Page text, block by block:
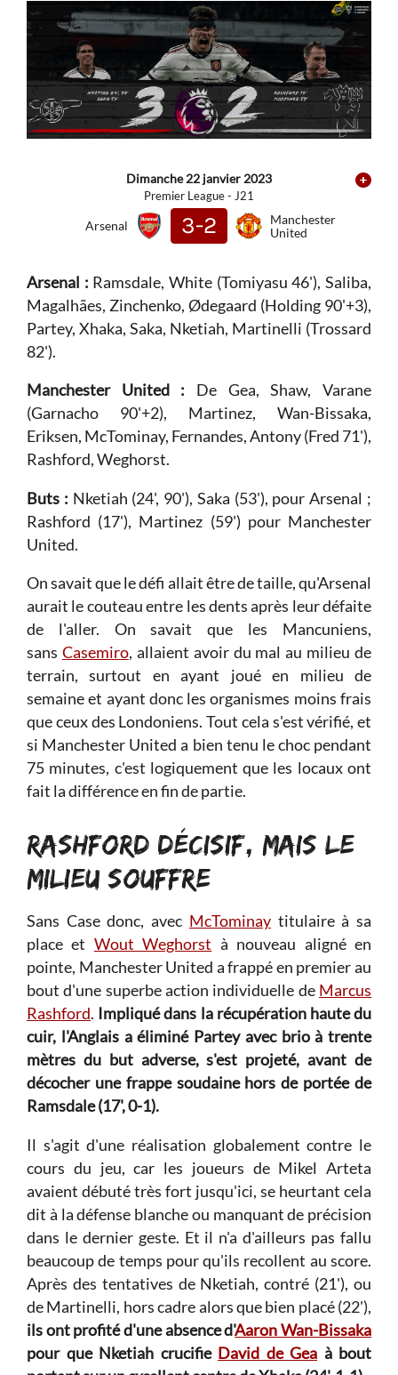
Dimanche 22 janvier 2023
Premier League - J21
Arsenal 3-2
Manchester
United
Arsenal : Ramsdale, White (Tomiyasu 46'), Saliba,
Magalhães, Zinchenko, Ødegaard (Holding 90'+3),
Partey, Xhaka, Saka, Nketiah, Martinelli (Trossard
82').
Manchester United : De Gea, Shaw, Varane
(Garnacho 90'+2), Martinez, Wan-Bissaka,
Eriksen, McTominay, Fernandes, Antony (Fred 71'),
Rashford, Weghorst.
Buts : Nketiah (24', 90'), Saka (53'), pour Arsenal ;
Rashford (17'), Martinez (59') pour Manchester
United.
On savait que le défi allait être de taille, qu'Arsenal
aurait le couteau entre les dents après leur défaite
de l'aller. On savait que les Mancuniens,
sans Casemiro, allaient avoir du mal au milieu de
terrain, surtout en ayant joué en milieu de
semaine et ayant donc les organismes moins frais
que ceux des Londoniens. Tout cela s'est vérifié, et
si Manchester United a bien tenu le choc pendant
75 minutes, c'est logiquement que les locaux ont
fait la différence en fin de partie.
RASHFORD DÉCISIF, MAIS LE
MILIEU SOUFFRE
Sans Case donc, avec McTominaytitulaire à sa
place et Wout Weghorst à nouveau aligné en
pointe, Manchester United a frappé en premier au
bout d'une superbe action individuelle de Marcus
Rashford. Impliqué dans la récupération haute du
cuir, l'Anglais a éliminé Partey avec brio à trente
mètres du but adverse, s'est projeté, avant de
décocher une frappe soudaine hors de portée de
Ramsdale (17', 0-1).
Il s'agit d'une réalisation globalement contre le
cours du jeu, car les joueurs de Mikel Arteta
avaient débuté très fort jusqu'ici, se heurtant cela
dit à la défense blanche ou manquant de précision
dans le dernier geste. Et il n'a d'ailleurs pas fallu
beaucoup de temps pour qu'ils recollent au score.
Après des tentatives de Nketiah, contré (21'), ou
de Martinelli, hors cadre alors que bien placé (22'),
ils ont profité d'une absence d'Aaron Wan-Bissaka
pour que Nketiah crucifie David de Gea à bout